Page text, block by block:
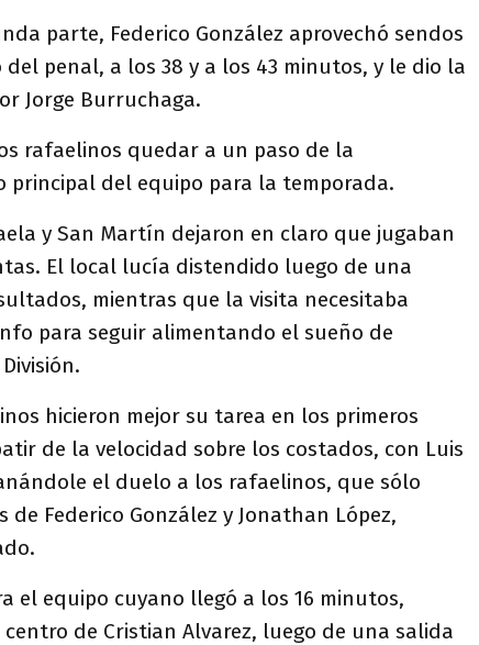
parte, Federico González aprovechó sendos
penal, a los 38 y a los 43 minutos, y le dio la
Jorge Burruchaga.
rafaelinos quedar a un paso de la
principal del equipo para la temporada.
y San Martín dejaron en claro que jugaban
El local lucía distendido luego de una
mientras que la visita necesitaba
para seguir alimentando el sueño de
hicieron mejor su tarea en los primeros
de la velocidad sobre los costados, con Luis
el duelo a los rafaelinos, que sólo
Federico González y Jonathan López,
el equipo cuyano llegó a los 16 minutos,
de Cristian Alvarez, luego de una salida